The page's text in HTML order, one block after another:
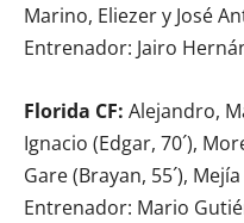
Marino, Eliezer y José
Entrenador: Jairo
Florida CF: Alejandro,
Ignacio (Edgar, 70´),
Gare (Brayan, 55´),
Entrenador: Mario